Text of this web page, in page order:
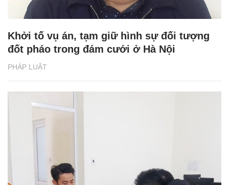
PHÁP LUẬT
Khởi tố vụ án, tạm giữ hình sự đối tượng
đốt pháo trong đám cưới ở Hà Nội